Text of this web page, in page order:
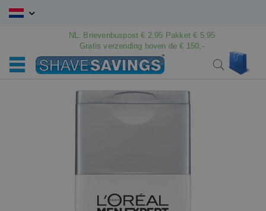
Ga
NL: Brievenbuspost € 2,95 Pakket € 5,95
Gratis verzending boven de € 150,-
Search